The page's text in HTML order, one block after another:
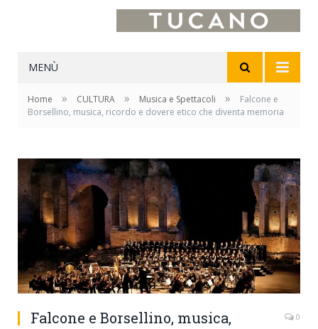
MENÙ
Home » CULTURA » Musica e Spettacoli »
Falcone e
Borsellino, musica, ricordo e dovere etico che diventa memoria
Falcone e Borsellino, musica,
0